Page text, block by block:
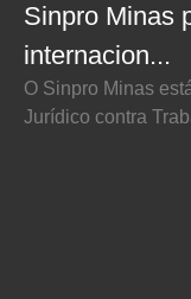
Sinpro Minas
internacion...
O Sinpro Minas
Jurídico contra